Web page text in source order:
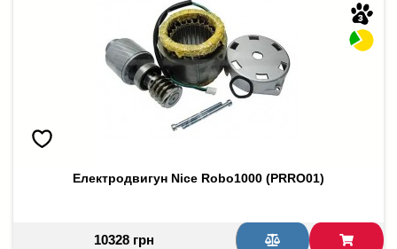
Електродвигун Nice Robo1000 (PRRO01)
10328 грн